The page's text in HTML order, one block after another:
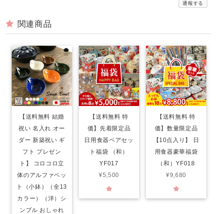
通報する
関連商品
【送料無料 結婚
祝い 名入れ オー
ダー 新築祝い ギ
フト プレゼン
ト】 コロコロ立
体のアルファベッ
ト（小鉢）（全13
カラー）（洋）シ
ンプル おしゃれ
【送料無料 特
価】先着限定品
日用食器ペアセッ
ト福袋 （和）
YF017
¥5,500
【送料無料 特
価】数量限定品
【10点入り】 日
用食器豪華福袋
（和）YF018
¥9,680